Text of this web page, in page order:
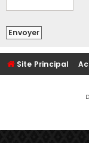
Site Principal